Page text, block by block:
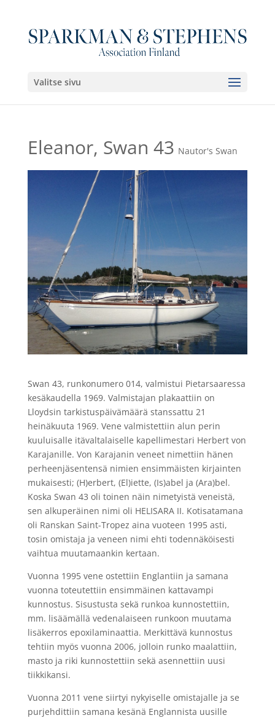
Valitse sivu
Eleanor, Swan 43 Nautor's Swan
Swan 43, runkonumero 014, valmistui Pietarsaaressa
kesäkaudella 1969. Valmistajan plakaattiin on
Lloydsin tarkistuspäivämäärä stanssattu 21
heinäkuuta 1969. Vene valmistettiin alun perin
kuuluisalle itävaltalaiselle kapellimestari Herbert von
Karajanille. Von Karajanin veneet nimettiin hänen
perheenjäsentensä nimien ensimmäisten kirjainten
mukaisesti; (H)erbert, (El)iette, (Is)abel ja (Ara)bel.
Koska Swan 43 oli toinen näin nimetyistä veneistä,
sen alkuperäinen nimi oli HELISARA II. Kotisatamana
oli Ranskan Saint-Tropez aina vuoteen 1995 asti,
tosin omistaja ja veneen nimi ehti todennäköisesti
vaihtua muutamaankin kertaan.
Vuonna 1995 vene ostettiin Englantiin ja samana
vuonna toteutettiin ensimmäinen kattavampi
kunnostus. Sisustusta sekä runkoa kunnostettiin,
mm. lisäämällä vedenalaiseen runkoon muutama
lisäkerros epoxilaminaattia. Merkittävä kunnostus
tehtiin myös vuonna 2006, jolloin runko maalattiin,
masto ja riki kunnostettiin sekä asennettiin uusi
tiikkikansi.
Vuonna 2011 vene siirtyi nykyiselle omistajalle ja se
purjehdittiin samana kesänä Englannista uusille